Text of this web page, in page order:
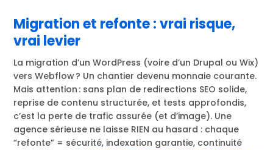
Migration et refonte : vrai risque,
vrai levier
La migration d’un WordPress (voire d’un Drupal ou Wix)
vers Webflow ? Un chantier devenu monnaie courante.
Mais attention : sans plan de redirections SEO solide,
reprise de contenu structurée, et tests approfondis,
c’est la perte de trafic assurée (et d’image). Une
agence sérieuse ne laisse RIEN au hasard : chaque
“refonte” = sécurité, indexation garantie, continuité